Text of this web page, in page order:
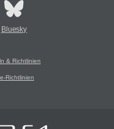
Bluesky
& Richtlinien
Richtlinien